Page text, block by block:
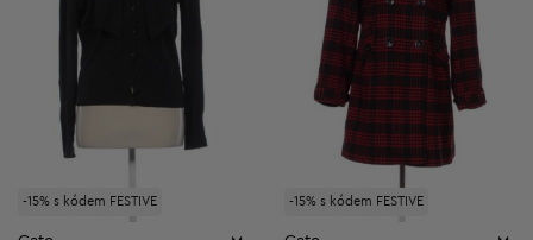
-15% s kódem FESTIVE -15% s kódem FESTIVE